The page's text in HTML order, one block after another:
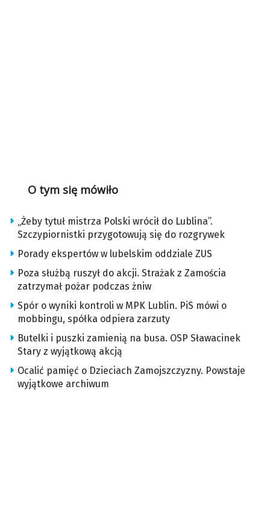
O tym się mówiło
„Żeby tytuł mistrza Polski wrócił do Lublina”.
Szczypiornistki przygotowują się do rozgrywek
Porady ekspertów w lubelskim oddziale ZUS
Poza służbą ruszył do akcji. Strażak z Zamościa
zatrzymał pożar podczas żniw
Spór o wyniki kontroli w MPK Lublin. PiS mówi o
mobbingu, spółka odpiera zarzuty
Butelki i puszki zamienią na busa. OSP Sławacinek
Stary z wyjątkową akcją
Ocalić pamięć o Dzieciach Zamojszczyzny. Powstaje
wyjątkowe archiwum